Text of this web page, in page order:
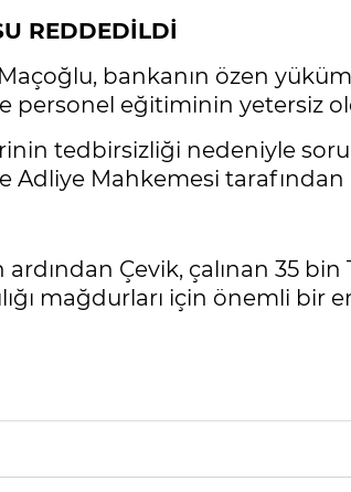
REDDEDİLDİ
Maçoğlu, bankanın özen
personel eğitiminin yetersiz
tedbirsizliği nedeniyle
Adliye Mahkemesi
Çevik, çalınan 35 bin
mağdurları için önemli bir